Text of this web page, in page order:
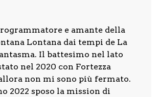
e amante della
Lontana dai tempi de La
Il battesimo nel lato
nel 2020 con Fortezza
non mi sono più fermato.
2022 sposo la mission di